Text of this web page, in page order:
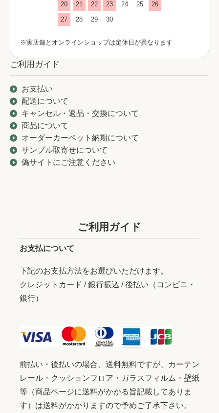
20 21 22 23 24 25 26
27 28 29 30
※実店舗とオンラインショップは定休日が異なります
ご利用ガイド
お支払い
配送について
キャンセル・返品・交換について
商品について
オーダーカーペット納期について
サンプル取寄せについて
偽サイトにご注意ください
ご利用ガイド
お支払について
下記のお支払方法をお選びいただけます。
クレジットカード / 銀行振込 / 後払い（コンビニ・
銀行）
前払い・後払いの場合、送料無料ですが、カーテン
レール・クッションフロア・ガラスフィルム・壁紙
等（商品ページに送料がかかる旨記載してありま
す）は送料がかかりますので予めご了承下さい。